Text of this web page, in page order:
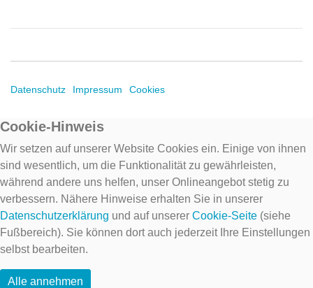
Datenschutz Impressum Cookies
Cookie-Hinweis
Wir setzen auf unserer Website Cookies ein. Einige von ihnen
sind wesentlich, um die Funktionalität zu gewährleisten,
während andere uns helfen, unser Onlineangebot stetig zu
verbessern. Nähere Hinweise erhalten Sie in unserer
Datenschutzerklärung und auf unserer Cookie-Seite (siehe
Fußbereich). Sie können dort auch jederzeit Ihre Einstellungen
selbst bearbeiten.
Alle annehmen